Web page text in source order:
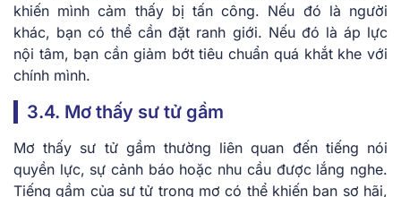
khiến mình cảm thấy bị tấn công. Nếu đó là người
khác, bạn có thể cần đặt ranh giới. Nếu đó là áp lực
nội tâm, bạn cần giảm bớt tiêu chuẩn quá khắt khe với
chính mình.
3.4. Mơ thấy sư tử gầm
Mơ thấy sư tử gầm thường liên quan đến tiếng nói
quyền lực, sự cảnh báo hoặc nhu cầu được lắng nghe.
Tiếng gầm của sư tử trong mơ có thể khiến bạn sợ hãi,